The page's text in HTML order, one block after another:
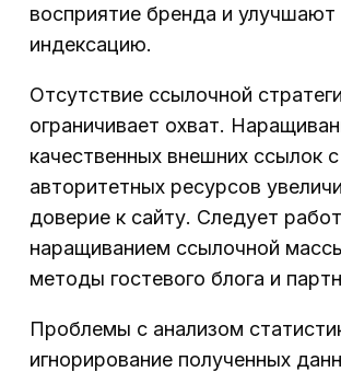
восприятие бренда и улучшают
индексацию.
Отсутствие ссылочной
ограничивает охват.
качественных внешних ссылок с
авторитетных ресурсов
доверие к сайту. Следует
наращиванием ссылочной
методы гостевого блога и
Проблемы с анализом
игнорирование полученных